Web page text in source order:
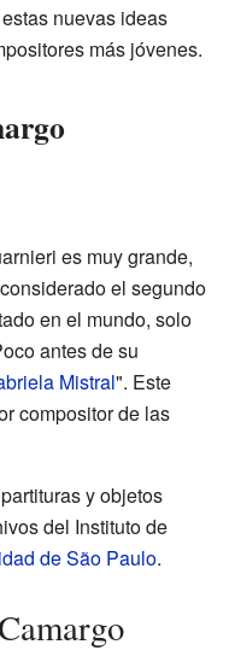
nuevas ideas
más jóvenes.
es muy grande,
el segundo
en el mundo, solo
antes de su
Mistral". Este
compositor de las
y objetos
del Instituto de
de São Paulo.